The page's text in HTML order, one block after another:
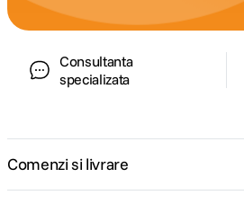
Consultanta
specializata
Comenzi si livrare